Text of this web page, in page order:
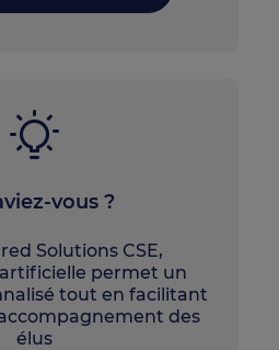
vous ?
Solutions CSE,
permet un
tout en facilitant
des
élus